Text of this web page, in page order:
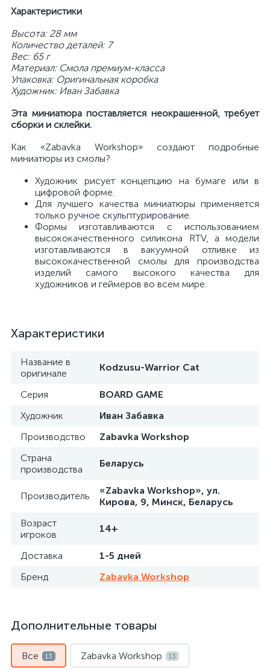
Характеристики
Высота: 28 мм
Количество деталей: 7
Вес: 65 г
Материал: Смола премиум-класса
Упаковка: Оригинальная коробка
Художник: Иван Забавка
Эта миниатюра поставляется неокрашенной, требует
сборки и склейки.
Как «Zabavka Workshop» создают подробные
миниатюры из смолы?
Художник рисует концепцию на бумаге или в
цифровой форме.
Для лучшего качества миниатюры применяется
только ручное скульптурирование.
Формы изготавливаются с использованием
высококачественного силикона RTV, а модели
изготавливаются в вакуумной отливке из
высококачественной смолы для производства
изделий самого высокого качества для
художников и геймеров во всем мире.
Характеристики
Название в
оригинале
Kodzusu-Warrior Cat
Серия
BOARD GAME
Художник
Иван Забавка
Производство
Zabavka Workshop
Страна
производства
Беларусь
Производитель
«Zabavka Workshop», ул.
Кирова, 9, Минск, Беларусь
Возраст
игроков
14+
Доставка
1-5 дней
Бренд
Zabavka Workshop
Дополнительные товары
Все 13 Zabavka Workshop 13